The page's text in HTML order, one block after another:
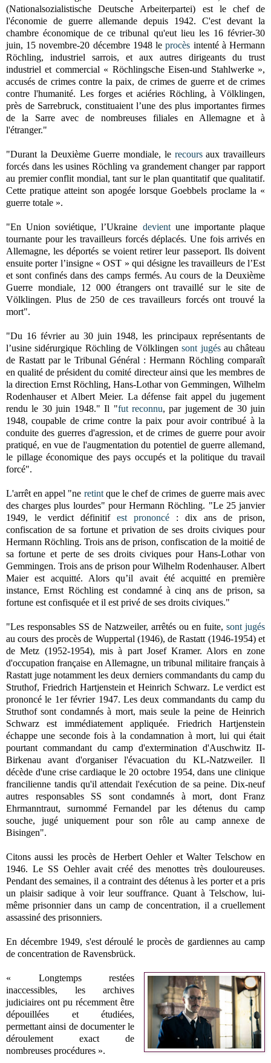
(Nationalsozialistische Deutsche Arbeiterpartei) est le chef de
l'économie de guerre allemande depuis 1942. C'est devant la
chambre économique de ce tribunal qu'eut lieu les 16 février-30
juin, 15 novembre-20 décembre 1948 leprocès intenté à Hermann
Röchling, industriel sarrois, et aux autres dirigeants du trust
industriel et commercial « Röchlingsche Eisen-und Stahlwerke »,
accusés de crimes contre la paix, de crimes de guerre et de crimes
contre l'humanité. Les forges et aciéries Röchling, à Völklingen,
près de Sarrebruck, constituaient l’une des plus importantes firmes
de la Sarre avec de nombreuses filiales en Allemagne et à
l'étranger."
"Durant la Deuxième Guerre mondiale, le recoursaux travailleurs
forcés dans les usines Röchling va grandement changer par rapport
au premier conflit mondial, tant sur le plan quantitatif que qualitatif.
Cette pratique atteint son apogée lorsque Goebbels proclame la «
guerre totale ».
"En Union soviétique, l’Ukraine devientune importante plaque
tournante pour les travailleurs forcés déplacés. Une fois arrivés en
Allemagne, les déportés se voient retirer leur passeport. Ils doivent
ensuite porter l’insigne « OST » qui désigne les travailleurs de l’Est
et sont confinés dans des camps fermés. Au cours de la Deuxième
Guerre mondiale, 12 000 étrangers ont travaillé sur le site de
Völklingen. Plus de 250 de ces travailleurs forcés ont trouvé la
mort".
"Du 16 février au 30 juin 1948, les principaux représentants de
l’usine sidérurgique Röchling de Völklingensont jugésau château
de Rastatt par le Tribunal Général : Hermann Röchling comparaît
en qualité de président du comité directeur ainsi que les membres de
la direction Ernst Röchling, Hans-Lothar von Gemmingen, Wilhelm
Rodenhauser et Albert Meier. La défense fait appel du jugement
rendu le 30 juin 1948." Il "fut reconnu, par jugement de 30 juin
1948, coupable de crime contre la paix pour avoir contribué à la
conduite des guerres d'agression, et de crimes de guerre pour avoir
pratiqué, en vue de l'augmentation du potentiel de guerre allemand,
le pillage économique des pays occupés et la politique du travail
forcé".
L'arrêt en appel "ne retintque le chef de crimes de guerre mais avec
des charges plus lourdes" pour Hermann Röchling. "Le 25 janvier
1949, le verdict définitif est prononcé : dix ans de prison,
confiscation de sa fortune et privation de ses droits civiques pour
Hermann Röchling. Trois ans de prison, confiscation de la moitié de
sa fortune et perte de ses droits civiques pour Hans-Lothar von
Gemmingen. Trois ans de prison pour Wilhelm Rodenhauser. Albert
Maier est acquitté. Alors qu’il avait été acquitté en première
instance, Ernst Röchling est condamné à cinq ans de prison, sa
fortune est confisquée et il est privé de ses droits civiques."
"Les responsables SS de Natzweiler, arrêtés ou en fuite, sont jugés
au cours des procès de Wuppertal (1946), de Rastatt (1946-1954) et
de Metz (1952-1954), mis à part Josef Kramer. Alors en zone
d'occupation française en Allemagne, un tribunal militaire français à
Rastatt juge notamment les deux derniers commandants du camp du
Struthof, Friedrich Hartjenstein et Heinrich Schwarz. Le verdict est
prononcé le 1er février 1947. Les deux commandants du camp du
Struthof sont condamnés à mort, mais seule la peine de Heinrich
Schwarz est immédiatement appliquée. Friedrich Hartjenstein
échappe une seconde fois à la condamnation à mort, lui qui était
pourtant commandant du camp d'extermination d'Auschwitz II-
Birkenau avant d'organiser l'évacuation du KL-Natzweiler. Il
décède d'une crise cardiaque le 20 octobre 1954, dans une clinique
francilienne tandis qu'il attendait l'exécution de sa peine. Dix-neuf
autres responsables SS sont condamnés à mort, dont Franz
Ehrmanntraut, surnommé Fernandel par les détenus du camp
souche, jugé uniquement pour son rôle au camp annexe de
Bisingen".
Citons aussi les procès de Herbert Oehler et Walter Telschow en
1946. Le SS Oehler avait créé des menottes très douloureuses.
Pendant des semaines, il a contraint des détenus à les porter et a pris
un plaisir sadique à voir leur souffrance. Quant à Telschow, lui-
même prisonnier dans un camp de concentration, il a cruellement
assassiné des prisonniers.
En décembre 1949, s'est déroulé le procès de gardiennes au camp
de concentration de Ravensbrück.
« Longtemps restées
inaccessibles, les archives
judiciaires ont pu récemment être
dépouillées et étudiées,
permettant ainsi de documenter le
déroulement exact de
nombreuses procédures ».